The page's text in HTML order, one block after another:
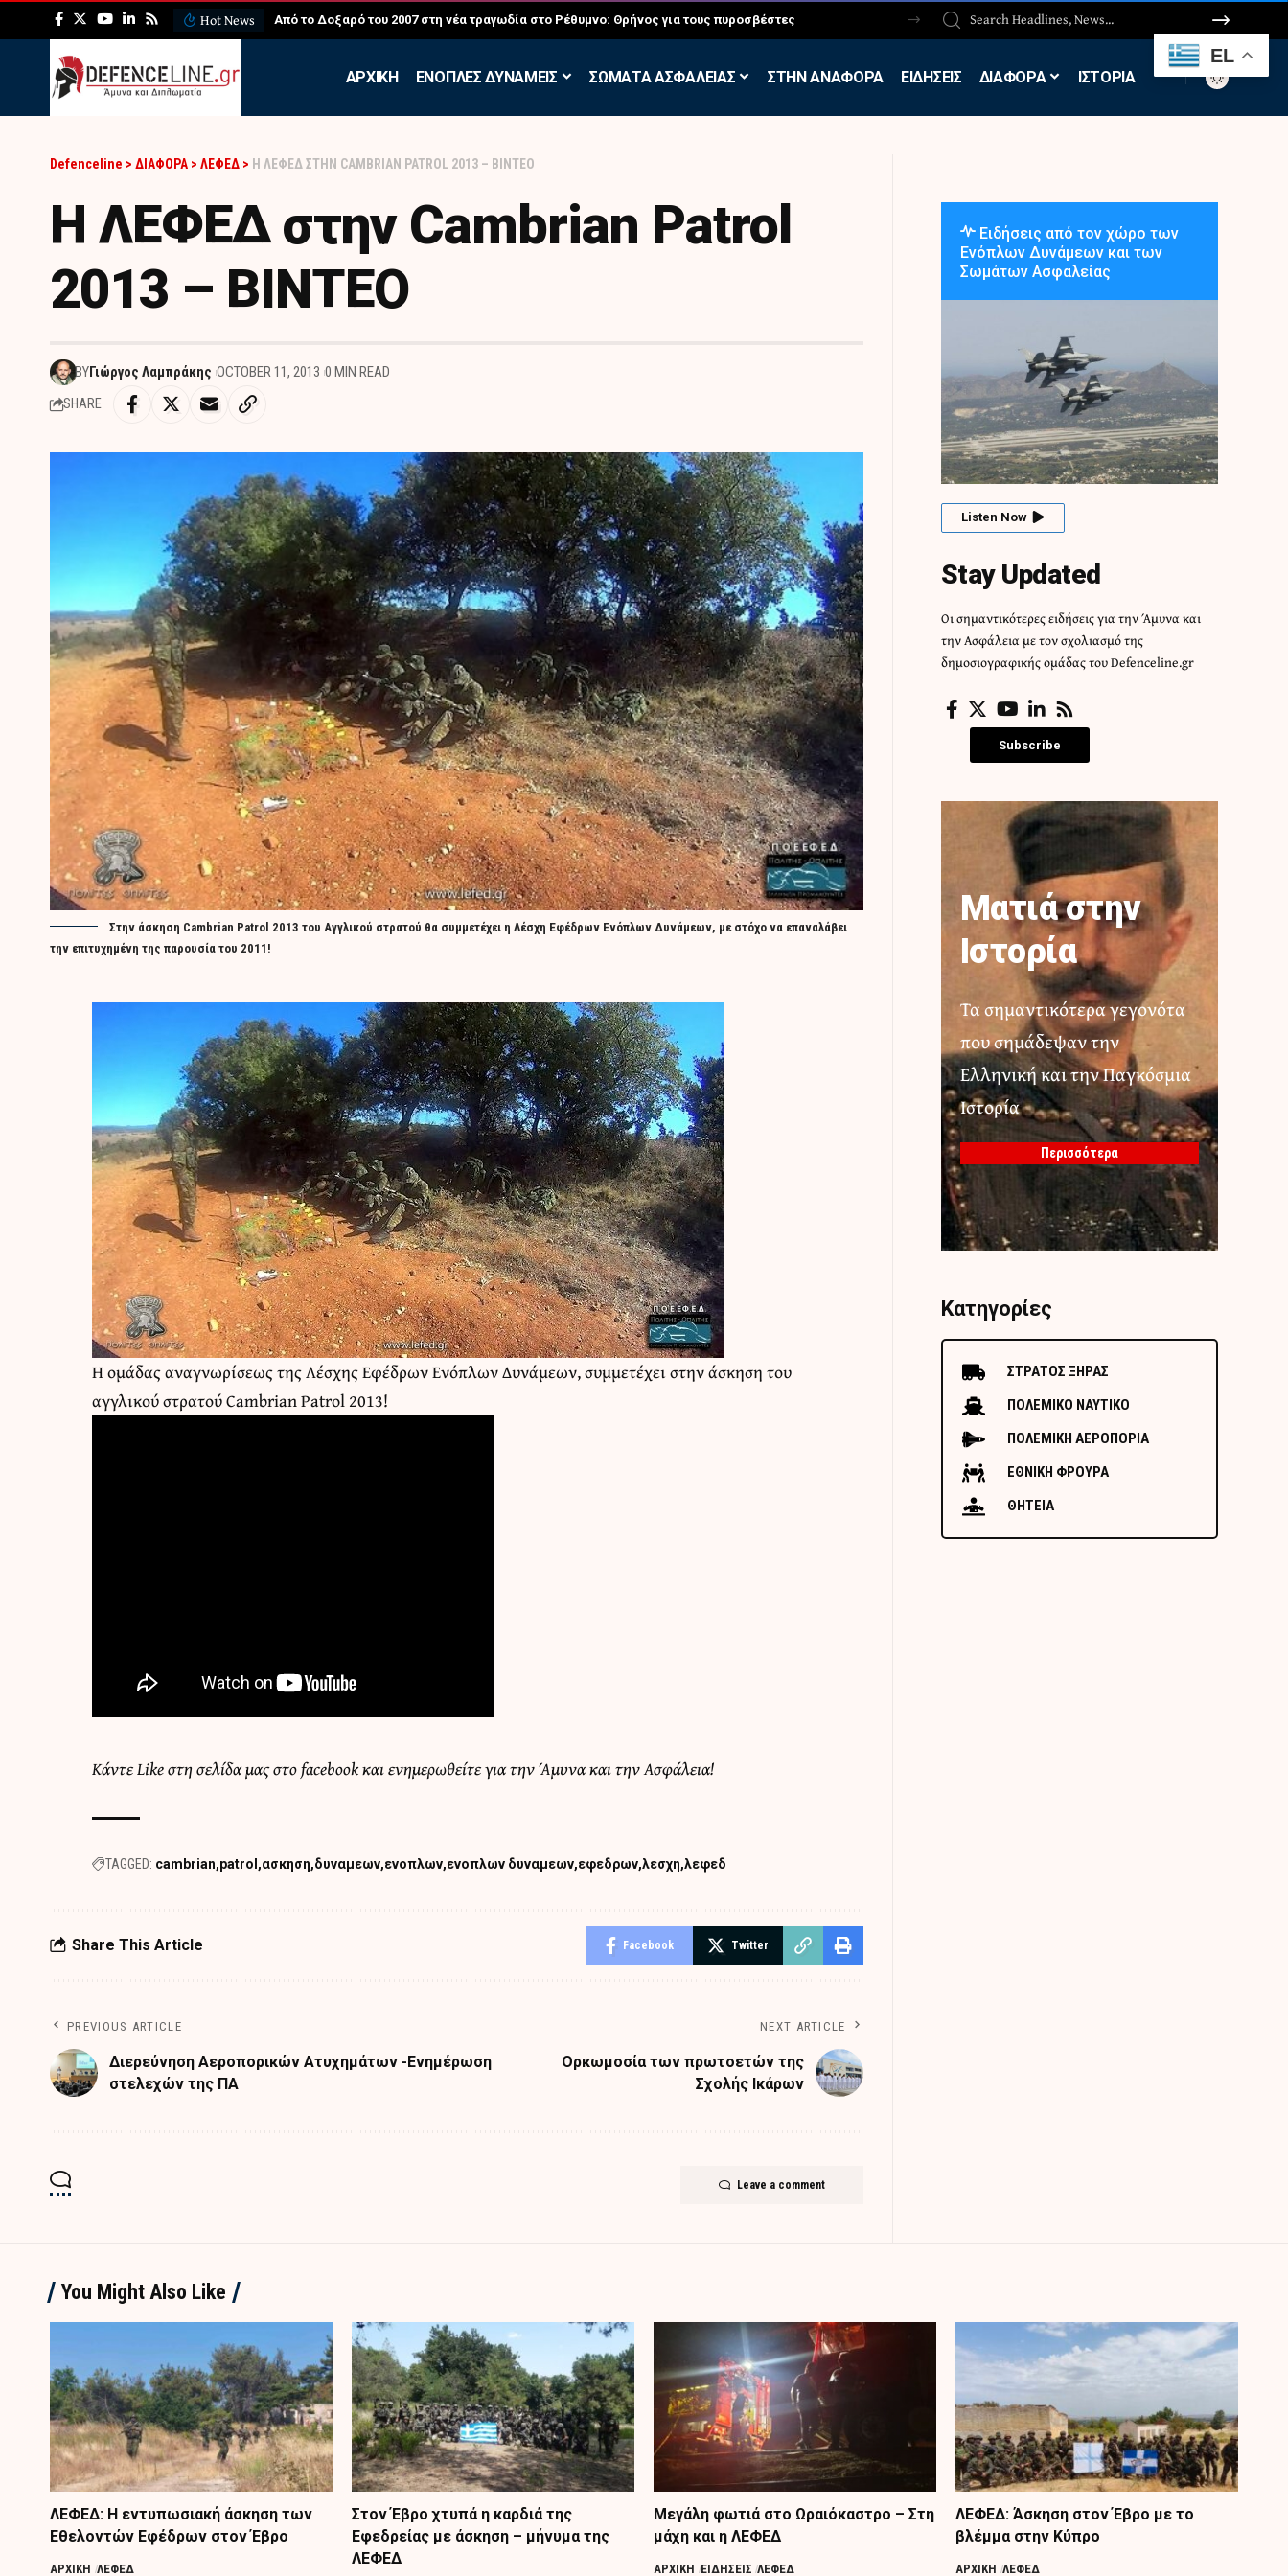
Hot News Από το Δοξαρό του 2007 στη νέα τραγωδία στο Ρέθυμνο: Θρήνος για τους πυροσβέστες
APXIKH ΕΝΟΠΛΕΣ ΔΥΝΑΜΕΙΣ ΣΩΜΑΤΑ ΑΣΦΑΛΕΙΑΣ ΣΤΗΝ ΑΝΑΦΟΡΑ ΕΙΔΗΣΕΙΣ ΔΙΑΦΟΡΑ ΙΣΤΟΡΙΑ
Defenceline > ΔΙΑΦΟΡΑ > ΛΕΦΕΔ > Η ΛΕΦΕΔ ΣΤΗΝ CAMBRIAN PATROL 2013 – ΒΙΝΤΕΟ
Η ΛΕΦΕΔ στην Cambrian Patrol
2013 – ΒΙΝΤΕΟ
BYΓιώργος Λαμπράκης OCTOBER 11, 2013 0 MIN READ
SHARE
Στην άσκηση Cambrian Patrol 2013 του Αγγλικού στρατού θα συμμετέχει η Λέσχη Εφέδρων Ενόπλων Δυνάμεων, με στόχο να επαναλάβει
την επιτυχημένη της παρουσία του 2011!
Η ομάδας αναγνωρίσεως της Λέσχης Εφέδρων Ενόπλων Δυνάμεων, συμμετέχει στην άσκηση του
αγγλικού στρατού Cambrian Patrol 2013!
Κάντε Like στη σελίδα μας στο facebook και ενημερωθείτε για την Άμυνα και την Ασφάλεια!
TAGGED: cambrian patrol ασκηση δυναμεων ενοπλων ενοπλων δυναμεων εφεδρων λεσχη λεφεδ
Share This Article Facebook Twitter
PREVIOUS ARTICLE
Διερεύνηση Αεροπορικών Ατυχημάτων -Ενημέρωση
στελεχών της ΠΑ
NEXT ARTICLE
Ορκωμοσία των πρωτοετών της
Σχολής Ικάρων
Leave a comment
Ειδήσεις από τον χώρο των
Ενόπλων Δυνάμεων και των
Σωμάτων Ασφαλείας
Listen Now
Stay Updated
Οι σημαντικότερες ειδήσεις για την Άμυνα και
την Ασφάλεια με τον σχολιασμό της
δημοσιογραφικής ομάδας του Defenceline.gr
Subscribe
Ματιά στην
Ιστορία
Τα σημαντικότερα γεγονότα
που σημάδεψαν την
Ελληνική και την Παγκόσμια
Ιστορία
Περισσότερα
Κατηγορίες
ΣΤΡΑΤΟΣ ΞΗΡΑΣ
ΠΟΛΕΜΙΚΟ ΝΑΥΤΙΚΟ
ΠΟΛΕΜΙΚΗ ΑΕΡΟΠΟΡΙΑ
ΕΘΝΙΚΗ ΦΡΟΥΡΑ
ΘΗΤΕΙΑ
You Might Also Like
ΛΕΦΕΔ: Η εντυπωσιακή άσκηση των
Εθελοντών Εφέδρων στον Έβρο
ΑΡΧΙΚΗ ΛΕΦΕΔ
Στον Έβρο χτυπά η καρδιά της
Εφεδρείας με άσκηση – μήνυμα της
ΛΕΦΕΔ
Μεγάλη φωτιά στο Ωραιόκαστρο – Στη
μάχη και η ΛΕΦΕΔ
ΑΡΧΙΚΗ ΕΙΔΗΣΕΙΣ ΛΕΦΕΔ
ΛΕΦΕΔ: Άσκηση στον Έβρο με το
βλέμμα στην Κύπρο
ΑΡΧΙΚΗ ΛΕΦΕΔ
EL